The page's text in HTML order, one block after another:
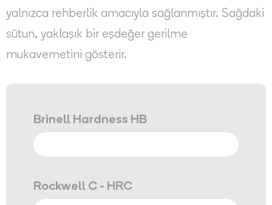
yalnızca rehberlik amacıyla sağlanmıştır. Sağdaki
sütun, yaklaşık bir eşdeğer gerilme
mukavemetini gösterir.
Brinell Hardness HB
Rockwell C - HRC